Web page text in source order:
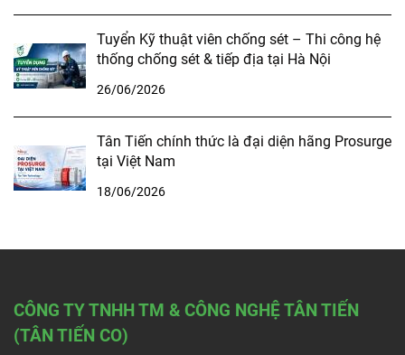
Tuyển Kỹ thuật viên chống sét – Thi công hệ
thống chống sét & tiếp địa tại Hà Nội
26/06/2026
Tân Tiến chính thức là đại diện hãng Prosurge
tại Việt Nam
18/06/2026
CÔNG TY TNHH TM & CÔNG NGHỆ TÂN TIẾN
(TÂN TIẾN CO)